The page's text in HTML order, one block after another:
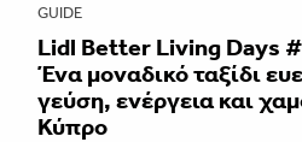
GUIDE
Lidl Better Living Days
Ένα μοναδικό ταξίδι
γεύση, ενέργεια και
Κύπρο